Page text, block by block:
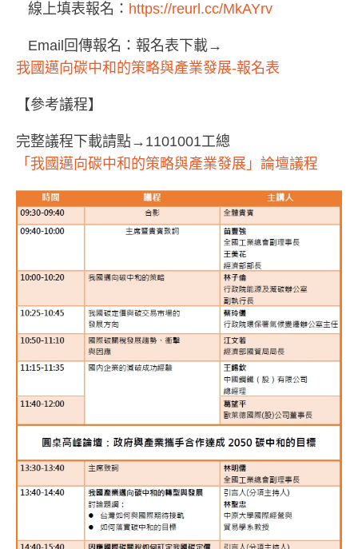
線上填表報名： https://reurl.cc/MkAYrv
Email回傳報名：報名表下載→
我國邁向碳中和的策略與產業發展-報名表
【參考議程】
完整議程下載請點→1101001工總
「我國邁向碳中和的策略與產業發展」論壇議程